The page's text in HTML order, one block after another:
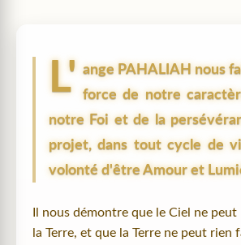
L' ange PAHALIAH nous
force de notre
notre Foi et de la
projet, dans tout cycle de
volonté d'être Amour et
Il nous démontre que le Ciel ne
la Terre, et que la Terre ne peut rien